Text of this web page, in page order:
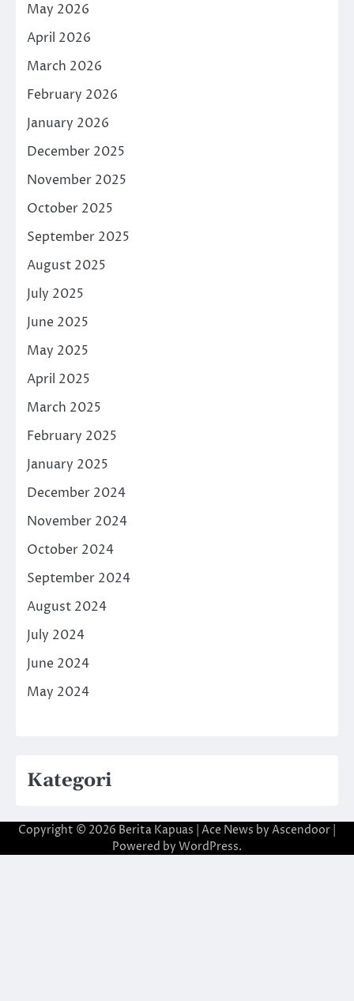
May 2026
April 2026
March 2026
February 2026
January 2026
December 2025
November 2025
October 2025
September 2025
August 2025
July 2025
June 2025
May 2025
April 2025
March 2025
February 2025
January 2025
December 2024
November 2024
October 2024
September 2024
August 2024
July 2024
June 2024
May 2024
Kategori
Copyright © 2026 Berita Kapuas | Ace News by Ascendoor
Powered by WordPress.